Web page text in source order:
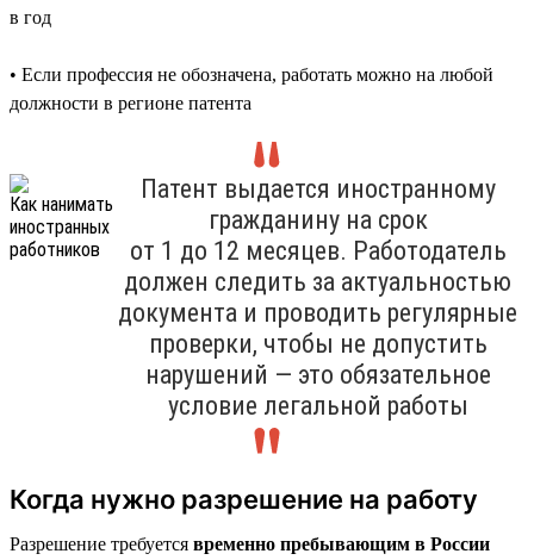
в год
• Если профессия не обозначена, работать можно на любой
должности в регионе патента
Патент выдается иностранному
гражданину на срок
от 1 до 12 месяцев. Работодатель
должен следить за актуальностью
документа и проводить регулярные
проверки, чтобы не допустить
нарушений — это обязательное
условие легальной работы
Когда нужно разрешение на работу
Разрешение требуется временно пребывающим в России